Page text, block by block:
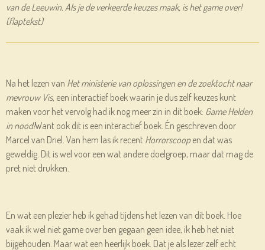
van de Leeuwin. Als je de verkeerde keuzes maak, is het game over!
(flaptekst)
Na het lezen van Het ministerie van oplossingen en de zoektocht naar
mevrouw Vis, een interactief boek waarin je dus zelf keuzes kunt
maken voor het vervolg had ik nog meer zin in dit boek: Game Helden
in nood!Want ook dit is een interactief boek. Én geschreven door
Marcel van Driel. Van hem las ik recent Horrorscoopen dat was
geweldig. Dit is wel voor een wat andere doelgroep, maar dat mag de
pret niet drukken.
En wat een plezier heb ik gehad tijdens het lezen van dit boek. Hoe
vaak ik wel niet game over ben gegaan geen idee, ik heb het niet
bijgehouden. Maar wat een heerlijk boek. Dat je als lezer zelf echt